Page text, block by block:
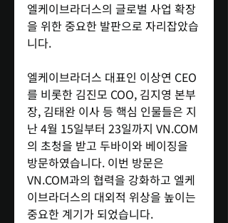
엘케이브라더스의 글로벌 사업 확장
을 위한 중요한 발판으로 자리잡았습
니다.
엘케이브라더스 대표인 이상연 CEO
를 비롯한 김진모 COO, 김지영 본부
장, 김태완 이사 등 핵심 인물들은 지
난 4월 15일부터 23일까지 VN.COM
의 초청을 받고 두바이와 베이징을
방문하였습니다. 이번 방문은
VN.COM과의 협력을 강화하고 엘케
이브라더스의 대외적 위상을 높이는
중요한 계기가 되었습니다.